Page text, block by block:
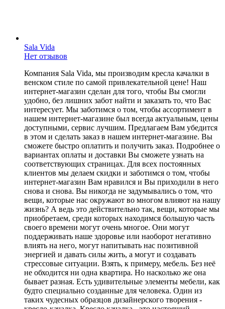
Sala Vida
Нет отзывов
Компания Sala Vida, мы производим кресла качалки в
венском стиле по самой привлекательной цене! Наш
интернет-магазин сделан для того, чтобы Вы смогли
удобно, без лишних забот найти и заказать то, что Вас
интересует. Мы заботимся о том, чтобы ассортимент в
нашем интернет-магазине был всегда актуальным, цены
доступными, сервис лучшим. Предлагаем Вам убедится
в этом и сделать заказ в нашем интернет-магазине. Вы
сможете быстро оплатить и получить заказ. Подробнее о
вариантах оплаты и доставки Вы сможете узнать на
соответствующих страницах. Для всех постоянных
клиентов мы делаем скидки и заботимся о том, чтобы
интернет-магазин Вам нравился и Вы приходили в него
снова и снова. Вы никогда не задумывались о том, что
вещи, которые нас окружают во многом влияют на нашу
жизнь? А ведь это действительно так, вещи, которые мы
приобретаем, среди которых находимся большую часть
своего времени могут очень многое. Они могут
поддерживать наше здоровье или наоборот негативно
влиять на него, могут напитывать нас позитивной
энергией и давать силы жить, а могут и создавать
стрессовые ситуации. Взять, к примеру, мебель. Без неё
не обходится ни одна квартира. Но насколько же она
бывает разная. Есть удивительные элементы мебели, как
будто специально созданные для человека. Один из
таких чудесных образцов дизайнерского творения -